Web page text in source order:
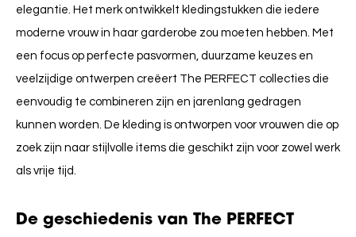
elegantie. Het merk ontwikkelt kledingstukken die iedere
moderne vrouw in haar garderobe zou moeten hebben. Met
een focus op perfecte pasvormen, duurzame keuzes en
veelzijdige ontwerpen creëert The PERFECT collecties die
eenvoudig te combineren zijn en jarenlang gedragen
kunnen worden. De kleding is ontworpen voor vrouwen die op
zoek zijn naar stijlvolle items die geschikt zijn voor zowel werk
als vrije tijd.
De geschiedenis van The PERFECT